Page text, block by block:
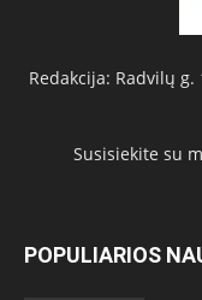
Redakcija: Radvilų g.
Susisiekite su
POPULIARIOS